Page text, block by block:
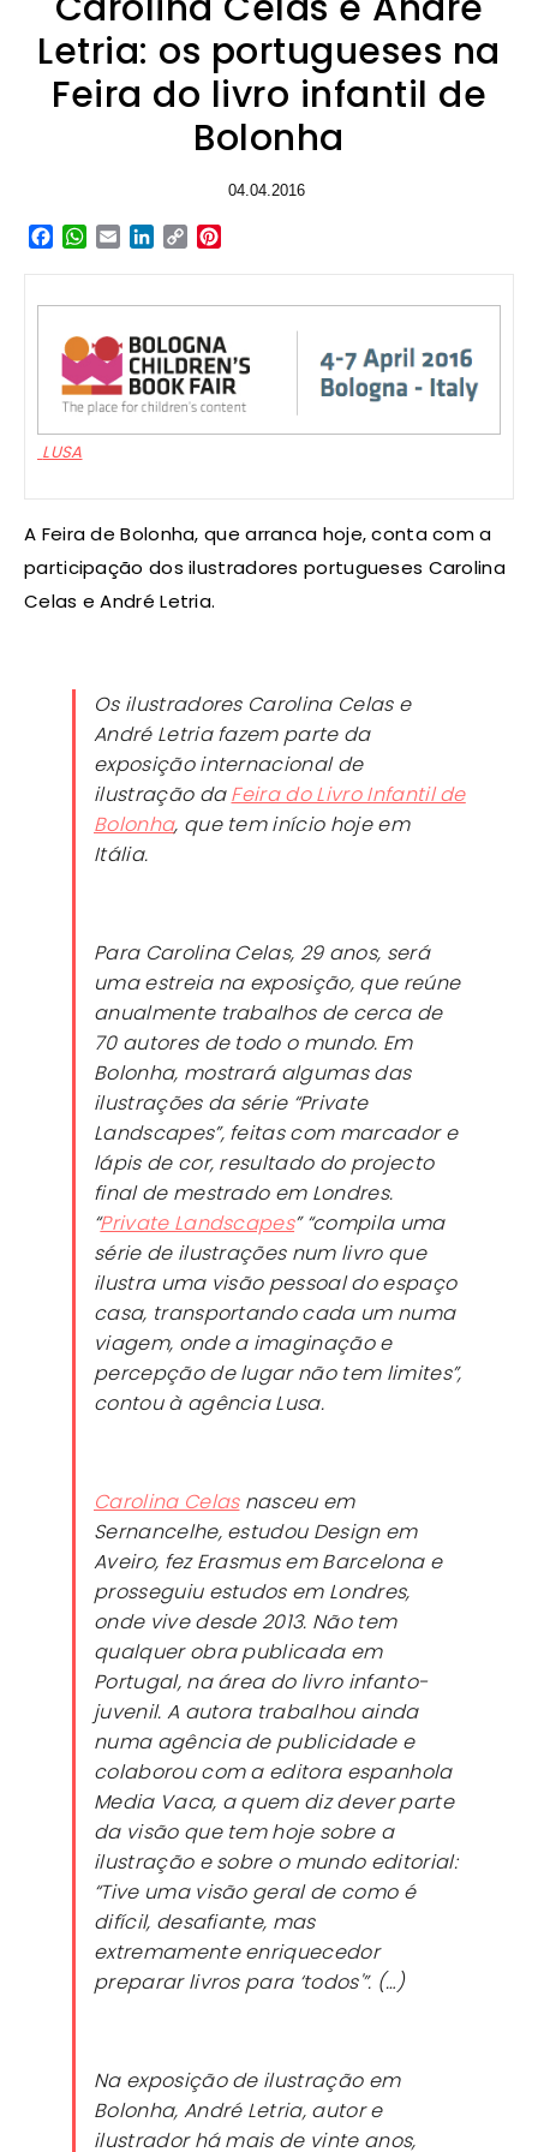
Letria: os portugueses na
Feira do livro infantil de
Bolonha
04.04.2016
Facebook
WhatsApp
EmailLinkedIn
Copy
LUSA
A Feira de Bolonha, que arranca hoje, conta com a
participação dos ilustradores portugueses Carolina
Celas e André Letria.
Os ilustradores Carolina Celas e
André Letria fazem parte da
exposição internacional de
ilustração daFeira do Livro Infantil de
Bolonha, que tem início hoje em
Itália.
Para Carolina Celas, 29 anos, será
uma estreia na exposição, que reúne
anualmente trabalhos de cerca de
70 autores de todo o mundo. Em
Bolonha, mostrará algumas das
ilustrações da série “Private
Landscapes”, feitas com marcador e
lápis de cor, resultado do projecto
final de mestrado em Londres.
“Private Landscapes” “compila uma
série de ilustrações num livro que
ilustra uma visão pessoal do espaço
casa, transportando cada um numa
viagem, onde a imaginação e
percepção de lugar não tem limites”,
contou à agência Lusa.
Carolina Celasnasceu em
Sernancelhe, estudou Design em
Aveiro, fez Erasmus em Barcelona e
prosseguiu estudos em Londres,
onde vive desde 2013. Não tem
qualquer obra publicada em
Portugal, na área do livro infanto-
juvenil. A autora trabalhou ainda
numa agência de publicidade e
colaborou com a editora espanhola
Media Vaca, a quem diz dever parte
da visão que tem hoje sobre a
ilustração e sobre o mundo editorial:
“Tive uma visão geral de como é
difícil, desafiante, mas
extremamente enriquecedor
preparar livros para ‘todos'”. (…)
Na exposição de ilustração em
Bolonha, André Letria, autor e
ilustrador há mais de vinte anos,